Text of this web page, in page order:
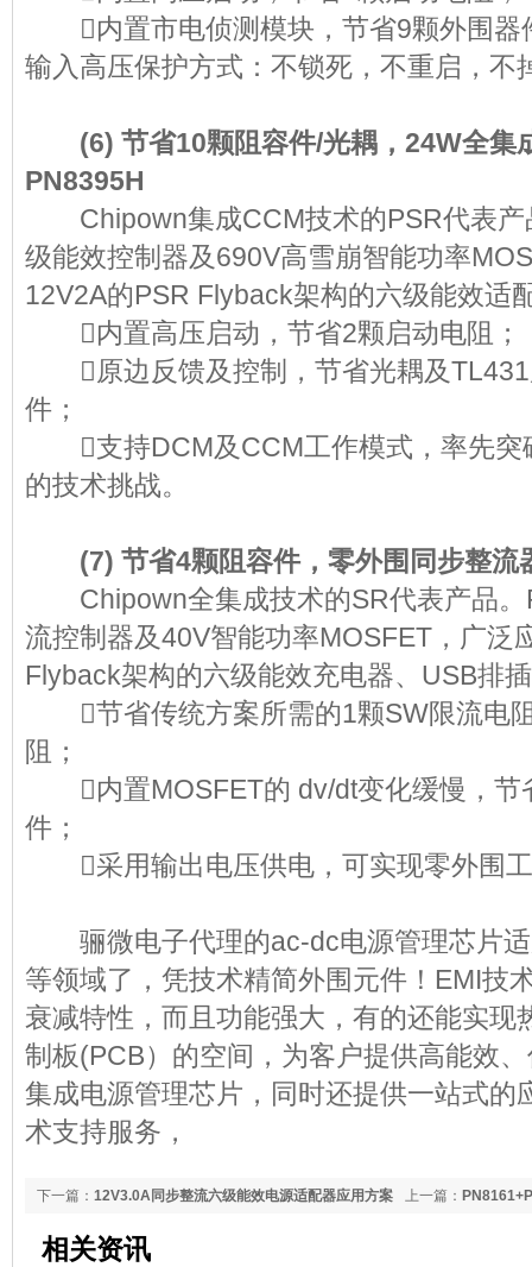
内置市电侦测模块，节省9颗外围器
输入高压保护方式：不锁死，不重启，不
(6) 节省10颗阻容件/光耦，24W全集
PN8395H
Chipown集成CCM技术的PSR代表产
级能效控制器及690V高雪崩智能功率
12V2A的PSR Flyback架构的六级能
内置高压启动，节省2颗启动电
原边反馈及控制，节省光耦及TL431
件；
支持DCM及CCM工作模式，率先突
的技术挑战。
(7) 节省4颗阻容件，零外围同步整
Chipown全集成技术的SR代表产品。
流控制器及40V智能功率MOSFET，广泛
Flyback架构的六级能效充电器、USB
节省传统方案所需的1颗SW限流电
阻；
内置MOSFET的 dv/dt变化缓慢，节
件；
采用输出电压供电，可实现零外围
骊微电子代理的ac-dc电源管理芯片适
等领域了，凭技术精简外围元件！EMI技
衰减特性，而且功能强大，有的还能实现
制板(PCB）的空间，为客户提供高能效
集成电源管理芯片，同时还提供一站式的
术支持服务，
上一篇：
下一篇： 12V3.0A同步整流六级能效电源适配器应用方案
相关资讯